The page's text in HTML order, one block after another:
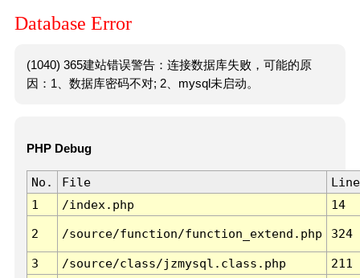
Database Error
(1040) 365建站错误警告：连接数据库失败，可能的原
因：1、数据库密码不对; 2、mysql未启动。
PHP Debug
No. File
Line
1
/index.php 14
2 /source/function/function_extend.php 324
3 /source/class/jzmysql.class.php
211